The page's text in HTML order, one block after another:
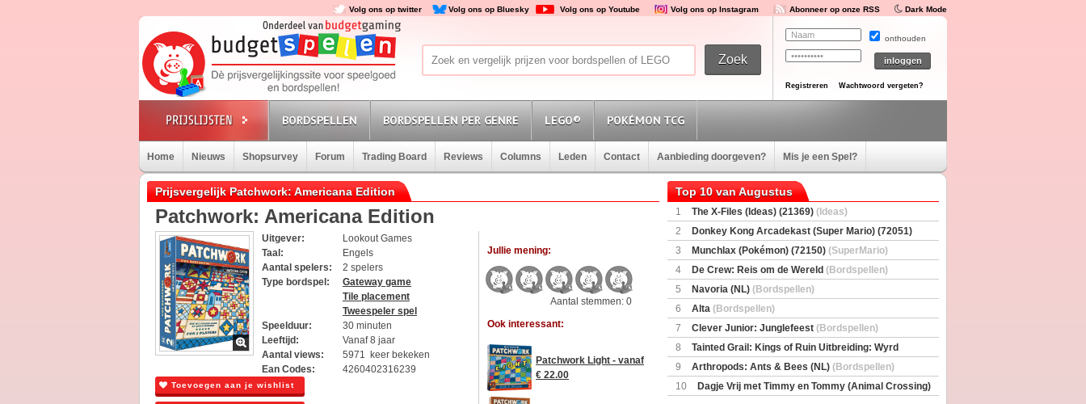
Volg ons op twitter Volg ons op Bluesky Volg ons op Youtube Volg ons op Instagram Abonneer op onze RSS Dark Mode
onthouden
Registreren Wachtwoord vergeten?
BORDSPELLEN BORDSPELLEN PER GENRE LEGO® POKÉMON TCG
Home Nieuws Shopsurvey Forum Trading Board Reviews Columns Leden Contact Aanbieding doorgeven? Mis je een Spel?
Prijsvergelijk Patchwork: Americana Edition
Patchwork: Americana Edition
Uitgever:
Lookout Games
Taal:
Engels
Aantal spelers:
2 spelers
Type bordspel:
Gateway game
Tile placement
Tweespeler spel
Speelduur:
30 minuten
Leeftijd:
Vanaf 8 jaar
Aantal views:
5971 keer bekeken
Ean Codes:
4260402316239
Toevoegen aan je wishlist
Jullie mening:
Aantal stemmen: 0
Ook interessant:
Patchwork Light - vanaf
€ 22.00
Top 10 van Augustus
1 The X-Files (Ideas) (21369) (Ideas)
2
Donkey Kong Arcadekast (Super Mario) (72051)
(SuperMario)
3 Munchlax (Pokémon) (72150) (SuperMario)
4
De Crew: Reis om de Wereld (Bordspellen)
5
Navoria (NL) (Bordspellen)
6
Alta (Bordspellen)
7
Clever Junior: Junglefeest (Bordspellen)
8
Tainted Grail: Kings of Ruin Uitbreiding: Wyrd
Encounters(Bordspellen)
9 Arthropods: Ants & Bees (NL) (Bordspellen)
10
Dagje Vrij met Timmy en Tommy (Animal Crossing)